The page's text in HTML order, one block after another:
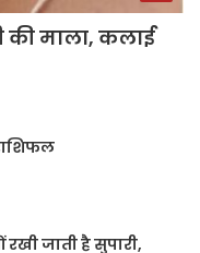
की माला, कलाई
जाती है सुपारी,